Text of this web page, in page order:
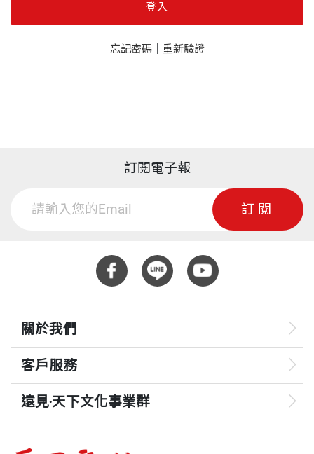
登入
忘記密碼｜ 重新驗證
訂閱電子報
訂閱
關於我們
客戶服務
遠見‧天下文化事業群